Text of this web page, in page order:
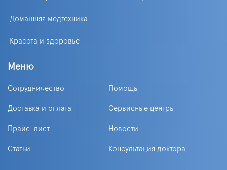
Домашняя медтехника
Красота и здоровье
Меню
Сотрудничество Помощь
Доставка и оплата Сервисные центры
Прайс-лист Новости
Статьи Консультация доктора